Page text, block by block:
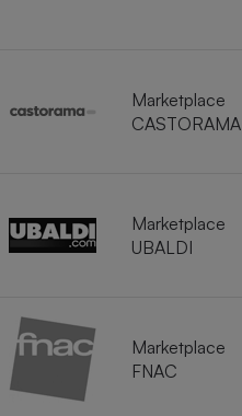
Marketplace
CASTORAMA
Marketplace
UBALDI
Marketplace
FNAC